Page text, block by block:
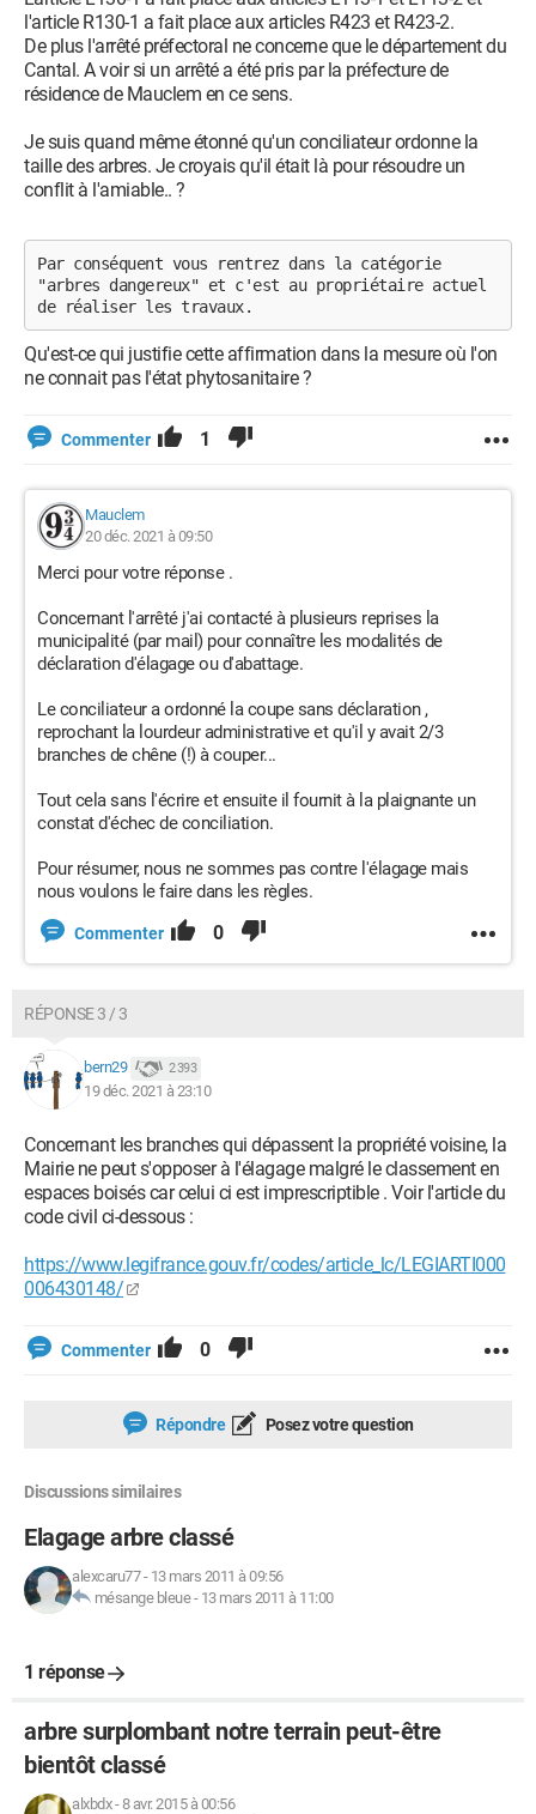
l'article R130-1 a fait place aux articles R423 et R423-2.
De plus l'arrêté préfectoral ne concerne que le département du
Cantal. A voir si un arrêté a été pris par la préfecture de
résidence de Mauclem en ce sens.
Je suis quand même étonné qu'un conciliateur ordonne la
taille des arbres. Je croyais qu'il était là pour résoudre un
conflit à l'amiable.. ?
Par conséquent vous rentrez dans la catégorie
"arbres dangereux" et c'est au propriétaire actuel
de réaliser les travaux.
Qu'est-ce qui justifie cette affirmation dans la mesure où l'on
ne connait pas l'état phytosanitaire ?
Commenter 1
Mauclem
20 déc. 2021 à 09:50
Merci pour votre réponse .
Concernant l'arrêté j'ai contacté à plusieurs reprises la
municipalité (par mail) pour connaître les modalités de
déclaration d'élagage ou d'abattage.
Le conciliateur a ordonné la coupe sans déclaration ,
reprochant la lourdeur administrative et qu'il y avait 2/3
branches de chêne (!) à couper...
Tout cela sans l'écrire et ensuite il fournit à la plaignante un
constat d'échec de conciliation.
Pour résumer, nous ne sommes pas contre l'élagage mais
nous voulons le faire dans les règles.
Commenter 0
RÉPONSE 3 / 3
bern29 2 393
19 déc. 2021 à 23:10
Concernant les branches qui dépassent la propriété voisine, la
Mairie ne peut s'opposer à l'élagage malgré le classement en
espaces boisés car celui ci est imprescriptible . Voir l'article du
code civil ci-dessous :
https://www.legifrance.gouv.fr/codes/article_lc/LEGIARTI000
006430148/
Commenter 0
Répondre Posez votre question
Discussions similaires
Elagage arbre classé
alexcaru77- 13 mars 2011 à 09:56
mésange bleue- 13 mars 2011 à 11:00
1 réponse
arbre surplombant notre terrain peut-être
bientôt classé
alxbdx-8 avr. 2015 à 00:56